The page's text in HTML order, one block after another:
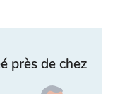
près de chez